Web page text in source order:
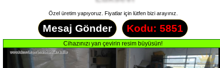
Özel üretim yapıyoruz. Fiyatlar için lütfen bizi arayınız.
Mesaj Gönder Kodu: 5851